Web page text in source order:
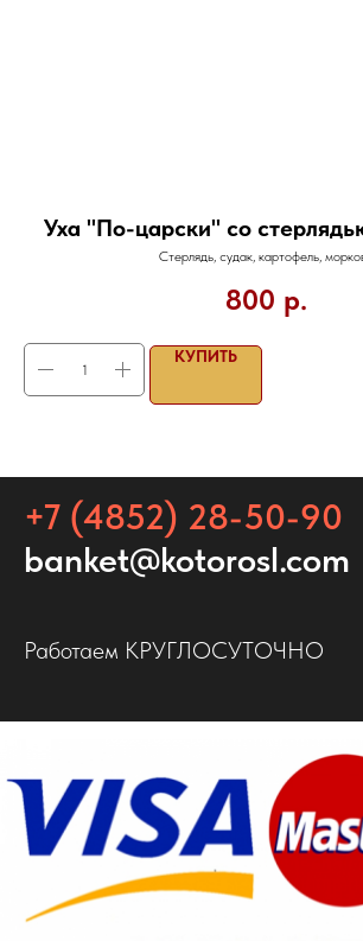
Уха "По-царски" со
Стерлядь, судак, картофель,
800 р.
КУПИТЬ
+7 (4852) 28-50-90
banket@kotorosl.com
Работаем КРУГЛОСУТОЧНО